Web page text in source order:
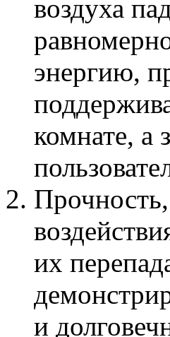
воздуха
энергию,
комнате, а
их
и